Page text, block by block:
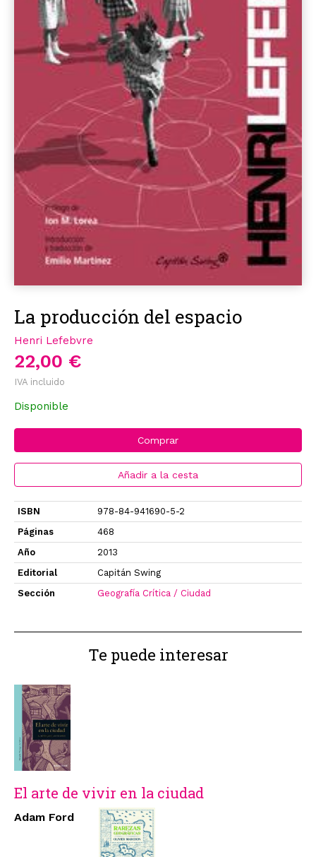
La producción del espacio
Henri Lefebvre
22,00 €
IVA incluido
Disponible
Comprar
Añadir a la cesta
ISBN
978-84-941690-5-2
Páginas
468
Año
2013
Editorial
Capitán Swing
Sección
Geografía Crítica / Ciudad
Te puede interesar
El arte de vivir en la ciudad
Adam Ford